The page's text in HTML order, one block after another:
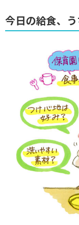
今日の給食、